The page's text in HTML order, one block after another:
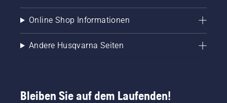
Online Shop Informationen
Andere Husqvarna Seiten
Bleiben Sie auf dem Laufenden!